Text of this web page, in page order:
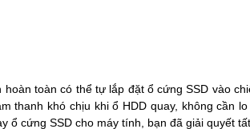
toàn có thể tự lắp đặt ổ cứng SSD vào
thanh khó chịu khi ổ HDD quay, không cần
cứng SSD cho máy tính, bạn đã giải quyết